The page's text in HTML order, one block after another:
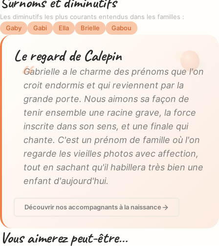
Les diminutifs les plus courants entendus dans les familles :
Gaby
Gabi Ella Brielle Gabou
Le regard de Calepin
Gabrielle a le charme des prénoms que l'on
croit endormis et qui reviennent par la
grande porte. Nous aimons sa façon de
tenir ensemble une racine grave, la force
inscrite dans son sens, et une finale qui
chante. C'est un prénom de famille où l'on
regarde les vieilles photos avec affection,
tout en sachant qu'il habillera très bien une
enfant d'aujourd'hui.
Découvrir nos accompagnants à la naissance
Vous aimerez peut-être…